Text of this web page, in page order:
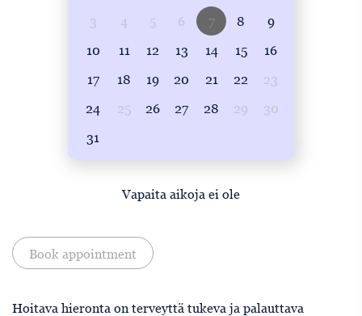
3
4 5 6 7 8
9
10
11 12 13 14 15
16
17
18 19 20 21 22
23
24
25 26 27 28 29
30
31
Vapaita aikoja ei ole
Book appointment
Hoitava hieronta on terveyttä tukeva ja palauttava